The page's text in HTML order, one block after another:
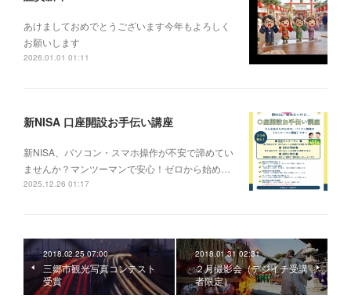
あけましておめでとうございます今年もよろしく
お願いします
2026.01.01 01:11
新NISA 口座開設お手伝い講座
新NISA、パソコン・スマホ操作が不安で諦めてい
ませんか？マンツーマンで安心！ゼロから始め…
2025.12.26 01:17
2018.02.25 07:00
三郷市観光写真コンテスト
受賞
2018.01.31 02:31
２月撮影会（デジイチ受講
者限定）